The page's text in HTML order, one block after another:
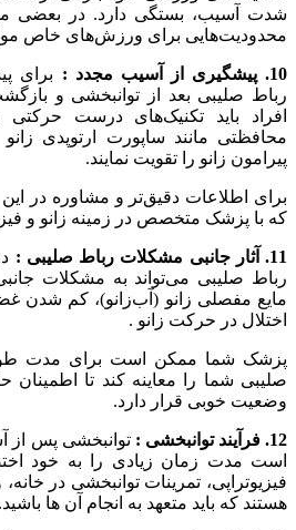
شدت آسیب، بستگی دارد. در بعضی
محدودیت‌هایی برای ورزش‌های خاص
10. پیشگیری از آسیب مجدد :
برای
رباط صلیبی بعد از توانبخشی و
افراد باید تکنیک‌های درست
محافظتی مانند ساپورت ارتوپدی
پیرامون زانو را تقویت نمایند.
برای اطلاعات دقیق‌تر و مشاوره در
که با پزشک متخصص در زمینه زانو و
11. آثار جانبی مشکلات رباط صلیبی :
رباط صلیبی می‌تواند به مشکلات
مایع مفصلی زانو (آب‌زانو)، کم
اختلال در حرکت زانو .
پزشک شما ممکن است برای مدت
صلیبی شما را معاینه کند تا
وضعیت خوبی قرار دارد.
12. فرآیند توانبخشی :
توانبخشی پس از
است مدت زمان زیادی را به خود
فیزیوتراپی، تمرینات توانبخشی در
هستند که باید متعهد به انجام آن ها باشید.